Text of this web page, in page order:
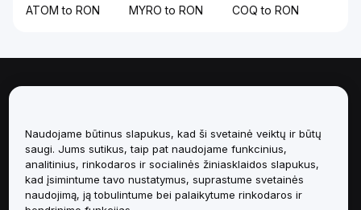
ATOM to RON MYRO to RON COQ to RON
Paslaugos
Pagalba
Naudojame būtinus slapukus, kad ši svetainė veiktų ir būtų
saugi. Jums sutikus, taip pat naudojame funkcinius,
analitinius, rinkodaros ir socialinės žiniasklaidos slapukus,
kad įsimintume tavo nustatymus, suprastume svetainės
naudojimą, ją tobulintume bei palaikytume rinkodaros ir